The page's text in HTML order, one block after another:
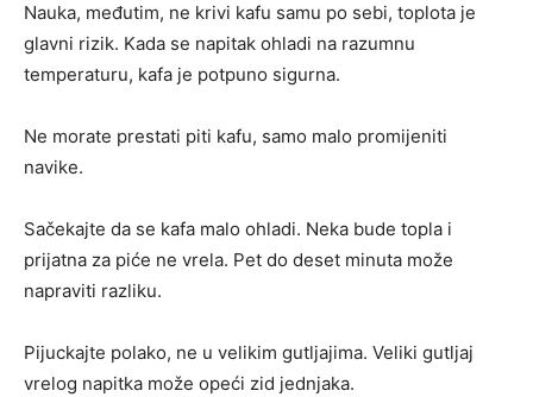
Nauka, međutim, ne krivi kafu samu po sebi, toplota je
glavni rizik. Kada se napitak ohladi na razumnu
temperaturu, kafa je potpuno sigurna.
Ne morate prestati piti kafu, samo malo promijeniti
navike.
Sačekajte da se kafa malo ohladi. Neka bude topla i
prijatna za piće ne vrela. Pet do deset minuta može
napraviti razliku.
Pijuckajte polako, ne u velikim gutljajima. Veliki gutljaj
vrelog napitka može opeći zid jednjaka.